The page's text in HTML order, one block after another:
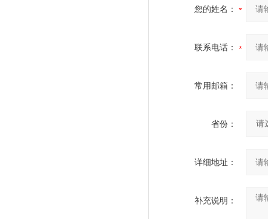
您的姓名：
联系电话：
常用邮箱：
省份：
详细地址：
补充说明：